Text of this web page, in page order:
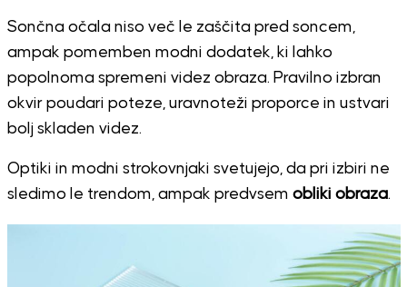
Sončna očala niso več le zaščita pred soncem,
ampak pomemben modni dodatek, ki lahko
popolnoma spremeni videz obraza. Pravilno izbran
okvir poudari poteze, uravnoteži proporce in ustvari
bolj skladen videz.
Optiki in modni strokovnjaki svetujejo, da pri izbiri ne
sledimo le trendom, ampak predvsem obliki obraza.